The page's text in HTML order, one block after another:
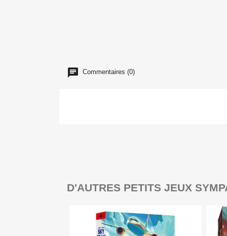
Commentaires (0)
D'AUTRES PETITS JEUX